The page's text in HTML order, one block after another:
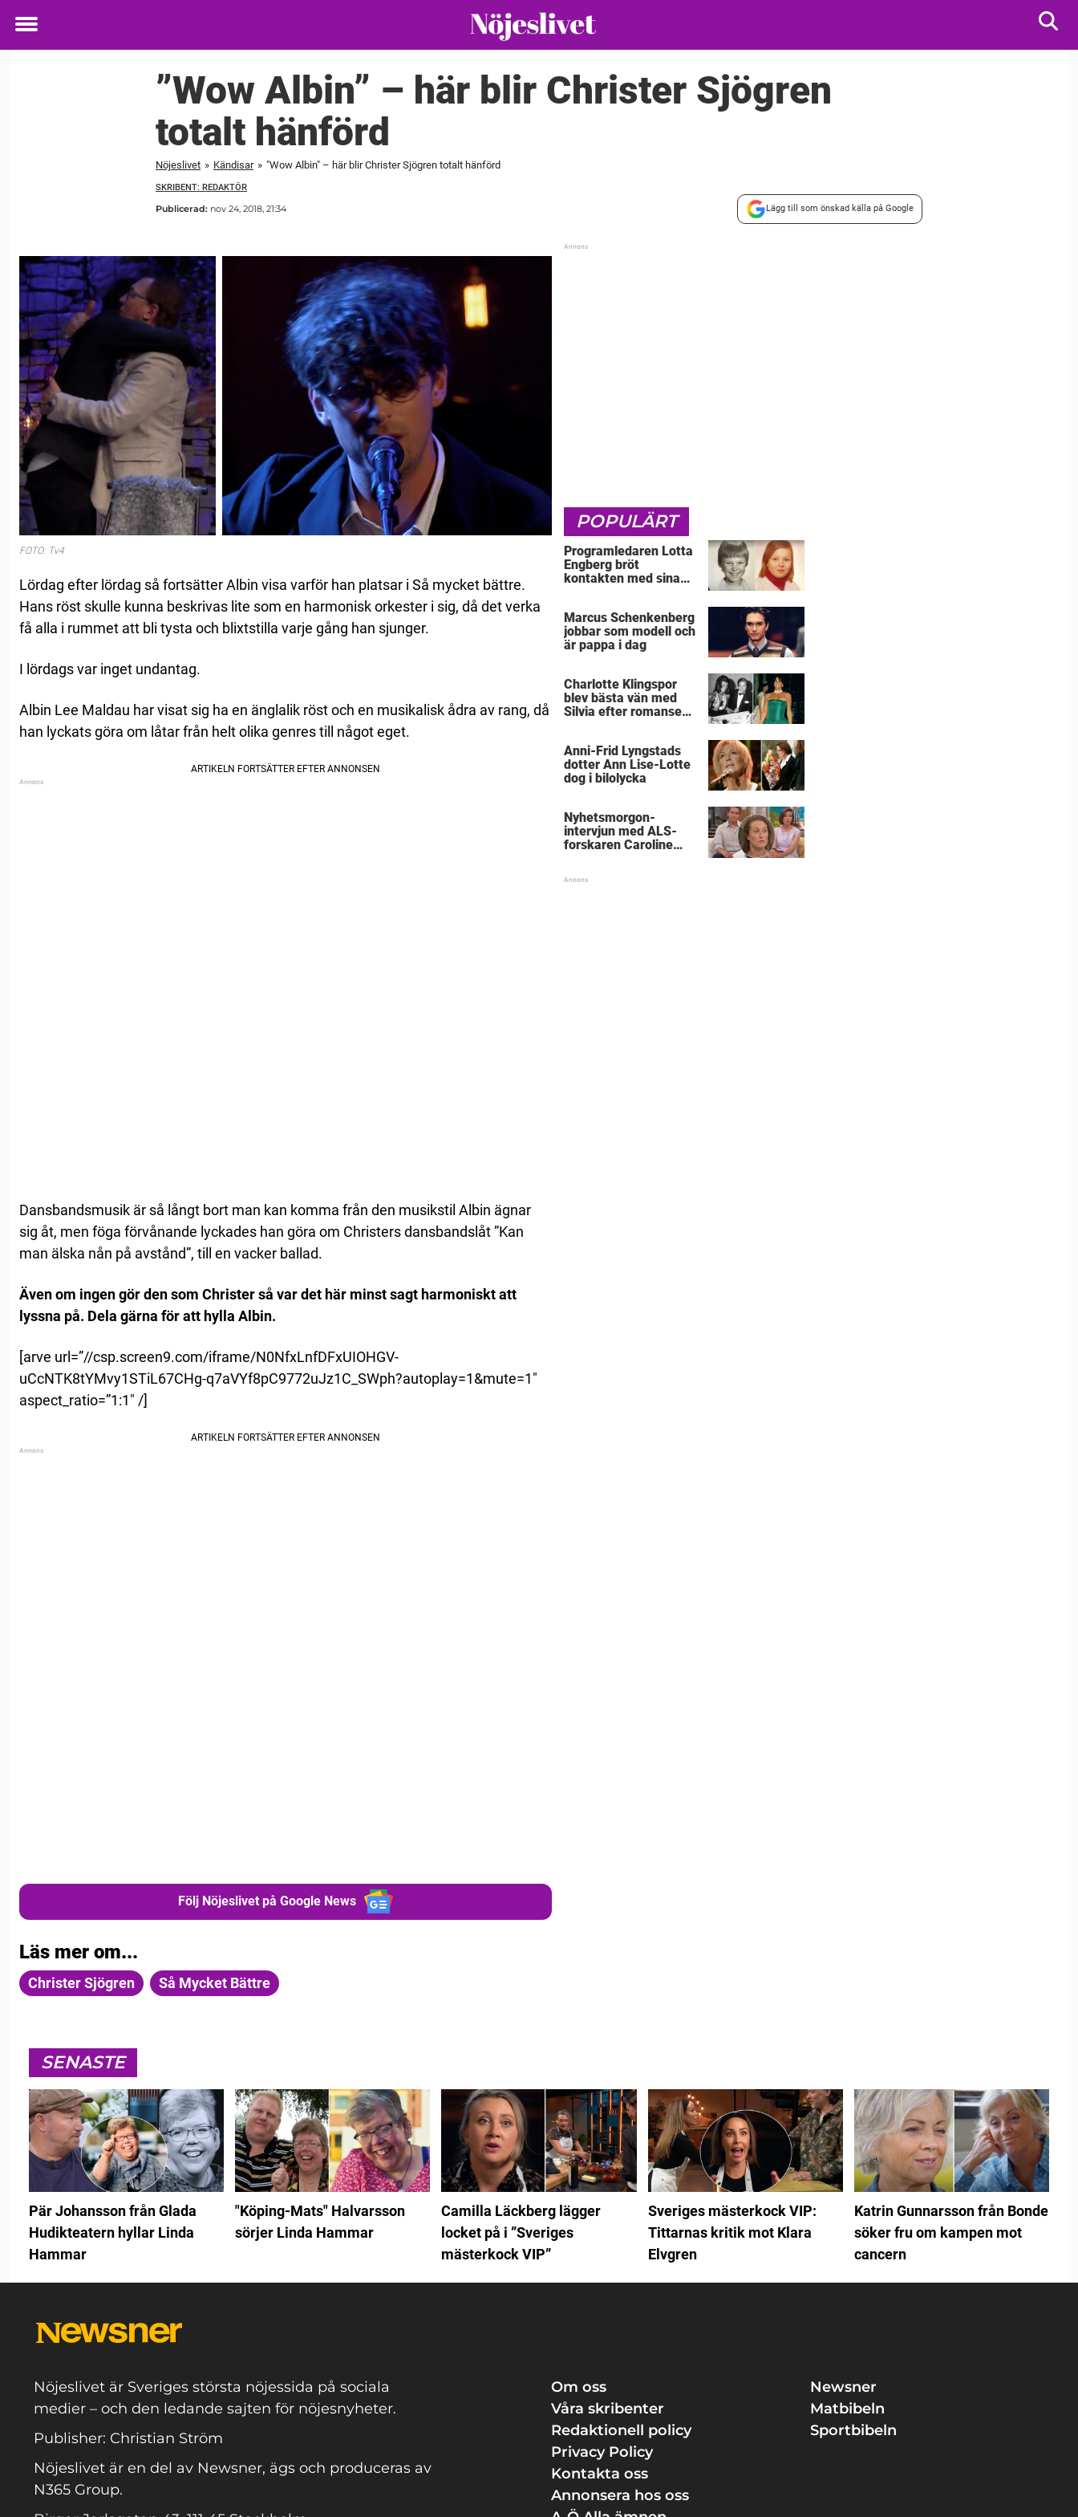
Toggle
”Wow Albin” – här blir Christer Sjögren
totalt hänförd
Nöjeslivet » Kändisar » "Wow Albin" – här blir Christer Sjögren totalt hänförd
SKRIBENT: REDAKTÖR
Publicerad: nov 24, 2018, 21:34 Lägg till som önskad källa på Google
FOTO: Tv4
Lördag efter lördag så fortsätter Albin visa varför han platsar i Så mycket bättre.
Hans röst skulle kunna beskrivas lite som en harmonisk orkester i sig, då det verka
få alla i rummet att bli tysta och blixtstilla varje gång han sjunger.
I lördags var inget undantag.
Albin Lee Maldau har visat sig ha en änglalik röst och en musikalisk ådra av rang, då
han lyckats göra om låtar från helt olika genres till något eget.
Dansbandsmusik är så långt bort man kan komma från den musikstil Albin ägnar
sig åt, men föga förvånande lyckades han göra om Christers dansbandslåt ”Kan
man älska nån på avstånd”, till en vacker ballad.
Även om ingen gör den som Christer så var det här minst sagt harmoniskt att
lyssna på. Dela gärna för att hylla Albin.
[arve url=”//csp.screen9.com/iframe/N0NfxLnfDFxUIOHGV-
uCcNTK8tYMvy1STiL67CHg-q7aVYf8pC9772uJz1C_SWph?autoplay=1&mute=1″
aspect_ratio=”1:1″ /]
Följ Nöjeslivet på Google News
POPULÄRT
Programledaren Lotta
Engberg bröt
kontakten med sina
Marcus Schenkenberg
jobbar som modell och
är pappa i dag
Charlotte Klingspor
blev bästa vän med
Silvia efter romansen
Anni-Frid Lyngstads
dotter Ann Lise-Lotte
dog i bilolycka
Nyhetsmorgon-
intervjun med ALS-
forskaren Caroline
Läs mer om...
Christer Sjögren Så Mycket Bättre
SENASTE
Pär Johansson från Glada
Hudikteatern hyllar Linda
Hammar
"Köping-Mats" Halvarsson
sörjer Linda Hammar
Camilla Läckberg lägger
locket på i ”Sveriges
mästerkock VIP”
Sveriges mästerkock VIP:
Tittarnas kritik mot Klara
Elvgren
Katrin Gunnarsson från Bonde
söker fru om kampen mot
cancern
Nöjeslivet är Sveriges största nöjessida på sociala
medier – och den ledande sajten för nöjesnyheter.
Publisher: Christian Ström
Nöjeslivet är en del av Newsner, ägs och produceras av
N365 Group.
Om oss
Våra skribenter
Redaktionell policy
Privacy Policy
Kontakta oss
Annonsera hos oss
Newsner
Matbibeln
Sportbibeln